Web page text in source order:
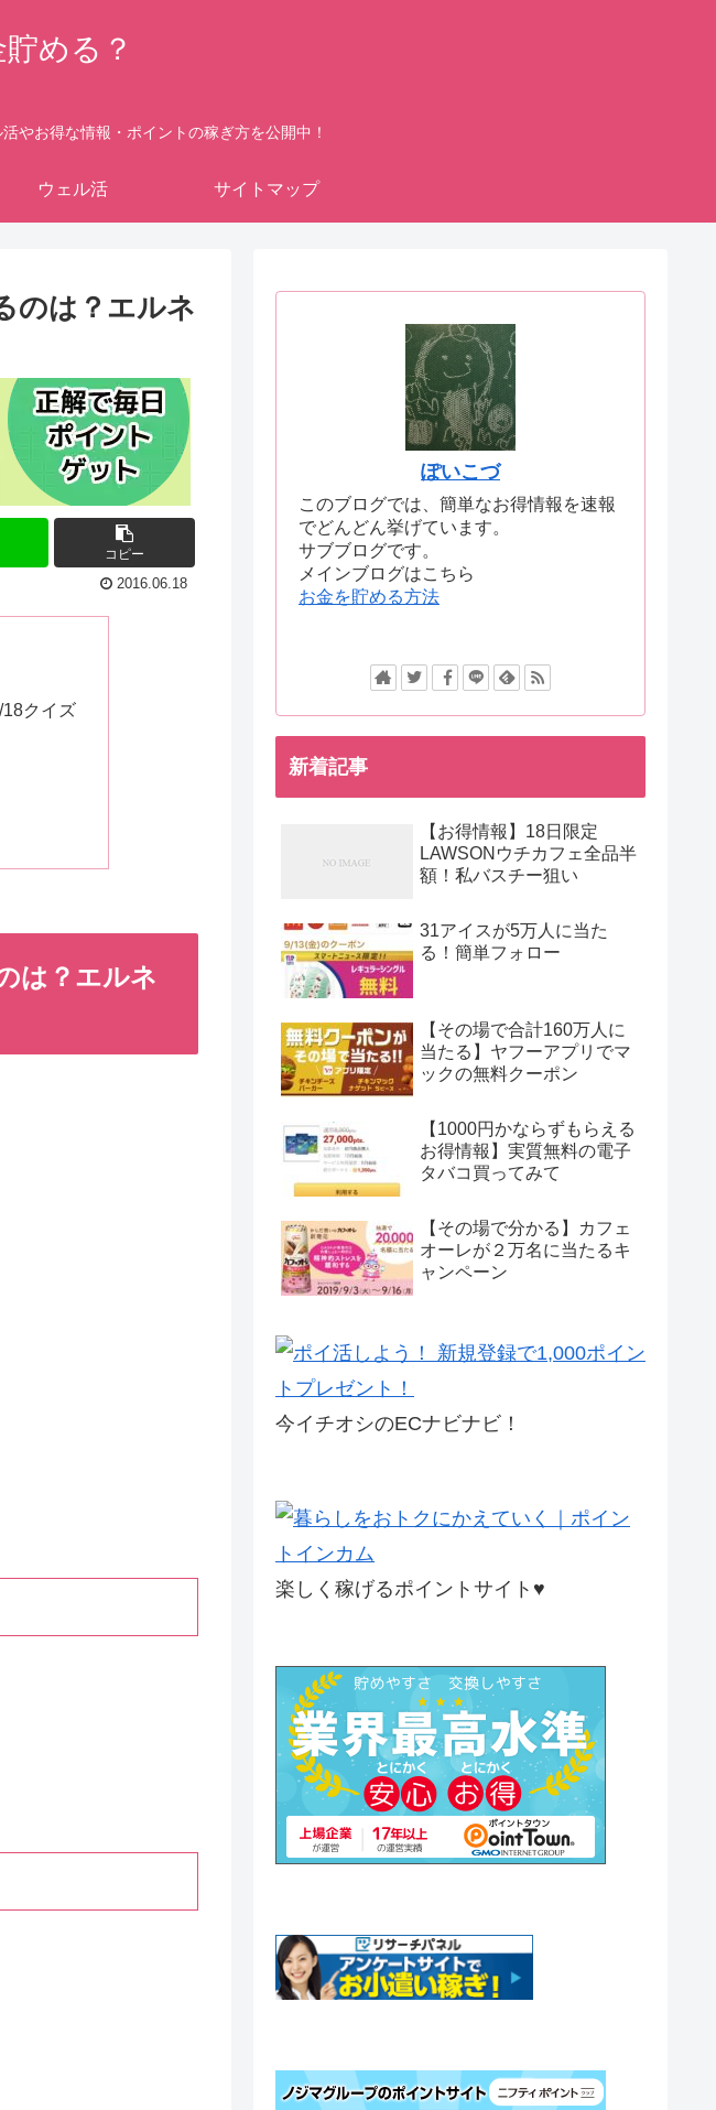
める？
やお得な情報・ポイントの稼ぎ方を公開中！
ウェル活 サイトマップ
のは？エルネ
コピー
2016.06.18
クイズ
は？エルネ
ぽいこづ
このブログでは、簡単なお得情報を速報
でどんどん挙げています。
サブブログです。
メインブログはこちら
お金を貯める方法
新着記事
【お得情報】18日限定
LAWSONウチカフェ全品半
額！私バスチー狙い
31アイスが5万人に当た
る！簡単フォロー
【その場で合計160万人に
当たる】ヤフーアプリでマ
ックの無料クーポン
【1000円かならずもらえる
お得情報】実質無料の電子
タバコ買ってみて
【その場で分かる】カフェ
オーレが２万名に当たるキ
ャンペーン
今イチオシのECナビナビ！
楽しく稼げるポイントサイト♥